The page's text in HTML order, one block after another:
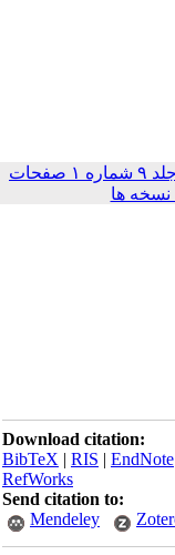
جلد ۹ شماره ۱ صفحات
ها
Download citation:
BibTeX|RIS|
RefWorks
Send citation to:
Mendeley